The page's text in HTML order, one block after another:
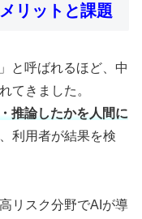
リットと課題
と呼ばれるほど、中
てきました。
推論したかを人間に
利用者が結果を検
リスク分野でAIが導